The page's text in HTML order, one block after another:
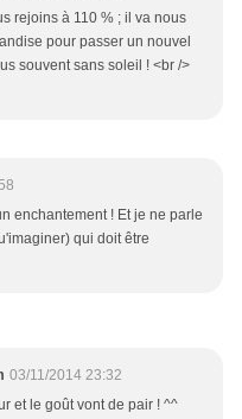
rejoins à 110 % ; il va nous
pour passer un nouvel
souvent sans soleil ! <br />
enchantement ! Et je ne parle
qui doit être
03/11/2014 23:32
et le goût vont de pair ! ^^